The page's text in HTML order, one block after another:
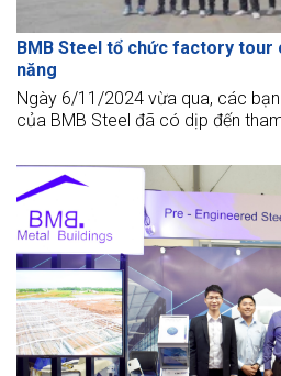
BMB Steel tổ chức factory tour
năng
Ngày 6/11/2024 vừa qua, các
của BMB Steel đã có dịp đến